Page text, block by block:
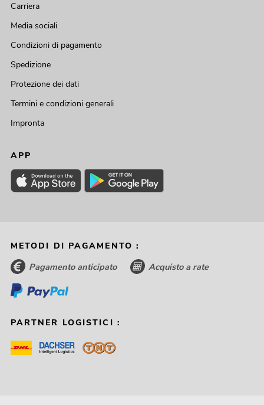
Carriera
Media sociali
Condizioni di pagamento
Spedizione
Protezione dei dati
Termini e condizioni generali
Impronta
APP
METODI DI PAGAMENTO :
Pagamento anticipato Acquisto a rate
PARTNER LOGISTICI :